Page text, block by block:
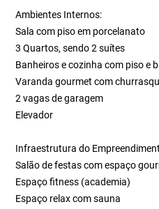
Ambientes Internos:
Sala com piso em porcelanato
3 Quartos, sendo 2 suítes
Banheiros e cozinha com piso e
Varanda gourmet com
2 vagas de garagem
Elevador
Infraestrutura do
Salão de festas com espaço
Espaço fitness (academia)
Espaço relax com sauna